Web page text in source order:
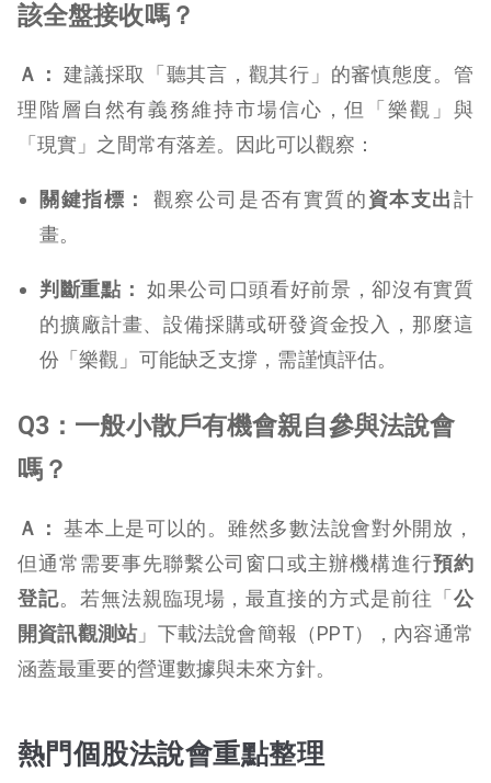
該全盤接收嗎？
Ａ： 建議採取「聽其言，觀其行」的審慎態度。管
理階層自然有義務維持市場信心，但「樂觀」與
「現實」之間常有落差。因此可以觀察：
關鍵指標： 觀察公司是否有實質的資本支出計
畫。
判斷重點： 如果公司口頭看好前景，卻沒有實質
的擴廠計畫、設備採購或研發資金投入，那麼這
份「樂觀」可能缺乏支撐，需謹慎評估。
Q3：一般小散戶有機會親自參與法說會
嗎？
Ａ： 基本上是可以的。雖然多數法說會對外開放，
但通常需要事先聯繫公司窗口或主辦機構進行預約
登記。若無法親臨現場，最直接的方式是前往「 公
開資訊觀測站」下載法說會簡報（PPT），內容通常
涵蓋最重要的營運數據與未來方針。
熱門個股法說會重點整理